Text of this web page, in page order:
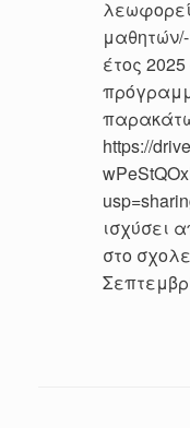
έτος
https://
ισχύσει
στο